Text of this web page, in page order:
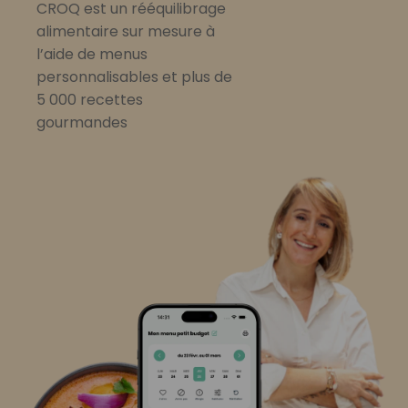
CROQ est un rééquilibrage
alimentaire sur mesure à
l’aide de menus
personnalisables et plus de
5 000 recettes
gourmandes